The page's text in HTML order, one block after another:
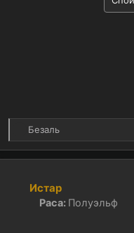
Р
е
ц
и
Безаль
Истар
Раса: Полуэльф